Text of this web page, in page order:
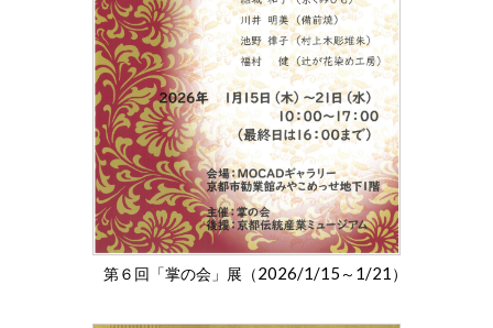
第６回「掌の会」展（2026/1/15 ～ 1/21 ）